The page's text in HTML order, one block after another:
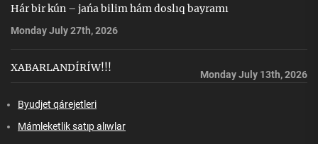
Hár bir kún – jańa bilim hám doslıq bayramı
Monday July 27th, 2026
XABARLANDÍRÍW!!!
Monday July 13th, 2026
Byudjet qárejetleri
Mámleketlik satıp alıwlar